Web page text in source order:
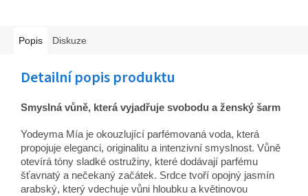
Popis Diskuze
Detailní popis produktu
Smyslná vůně, která vyjadřuje svobodu a ženský šarm
Yodeyma Mía je okouzlující parfémovaná voda, která
propojuje eleganci, originalitu a intenzivní smyslnost. Vůně
otevírá tóny sladké ostružiny, které dodávají parfému
šťavnatý a nečekaný začátek. Srdce tvoří opojný jasmín
arabský, který vdechuje vůni hloubku a květinovou